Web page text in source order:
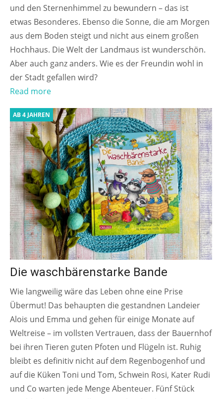
und den Sternenhimmel zu bewundern – das ist
etwas Besonderes. Ebenso die Sonne, die am Morgen
aus dem Boden steigt und nicht aus einem großen
Hochhaus. Die Welt der Landmaus ist wunderschön.
Aber auch ganz anders. Wie es der Freundin wohl in
der Stadt gefallen wird?
Read more
AB 4 JAHREN
Die waschbärenstarke Bande
Wie langweilig wäre das Leben ohne eine Prise
Übermut! Das behaupten die gestandnen Landeier
Alois und Emma und gehen für einige Monate auf
Weltreise – im vollsten Vertrauen, dass der Bauernhof
bei ihren Tieren guten Pfoten und Flügeln ist. Ruhig
bleibt es definitiv nicht auf dem Regenbogenhof und
auf die Küken Toni und Tom, Schwein Rosi, Kater Rudi
und Co warten jede Menge Abenteuer. Fünf Stück